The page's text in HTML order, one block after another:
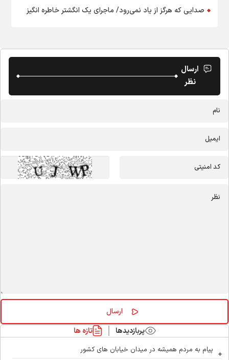
صدایی که هرگز از یاد نمی‌رود/ ماجرای یک انگشتر خاطره انگیز
ارسال
نظر
پربازدیدها تازه ها
پیام به مردم همیشه در میدان خیابان های کشور